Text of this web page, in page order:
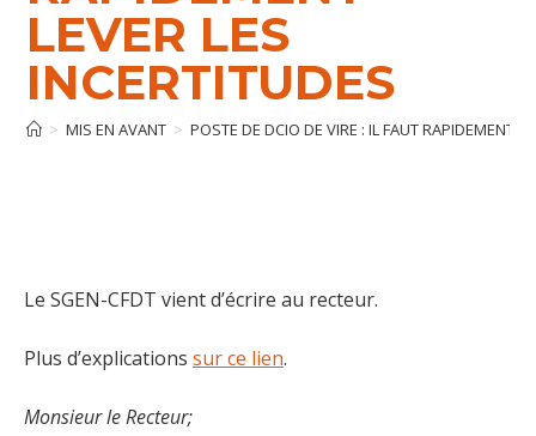
LEVER LES
INCERTITUDES
> MIS EN AVANT > POSTE DE DCIO DE VIRE : IL FAUT RAPIDEMENT
Le SGEN-CFDT vient d’écrire au recteur.
Plus d’explications sur ce lien.
Monsieur le Recteur;